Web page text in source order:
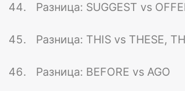
Разница: SUGGEST vs
Разница: THIS vs THESE,
Разница: BEFORE vs AGO